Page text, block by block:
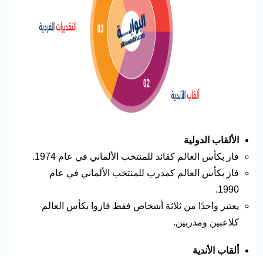
الألقاب الدولية
فاز بكأس العالم كقائد للمنتخب الألماني في عام 1974.
فاز بكأس العالم كمدرب للمنتخب الألماني في عام
1990.
يعتبر واحدًا من ثلاثة أشخاص فقط فازوا بكأس العالم
كلاعبين ومدربين.
ألقاب الأندية